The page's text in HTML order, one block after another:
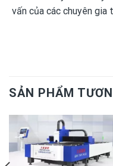
vấn của các chuyên gia
SẢN PHẨM